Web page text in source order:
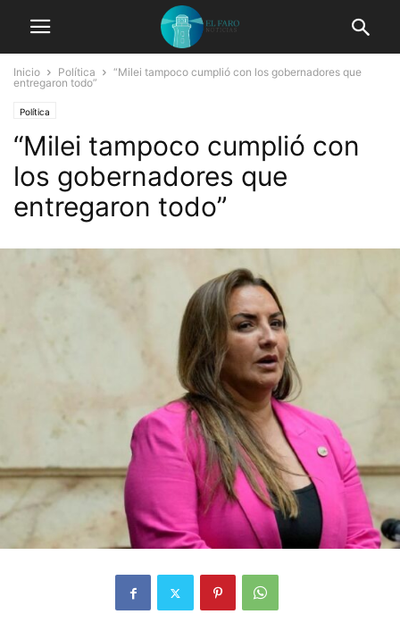
Inicio Política
“Milei tampoco cumplió con los gobernadores que
entregaron todo”
Política
“Milei tampoco cumplió con
los gobernadores que
entregaron todo”